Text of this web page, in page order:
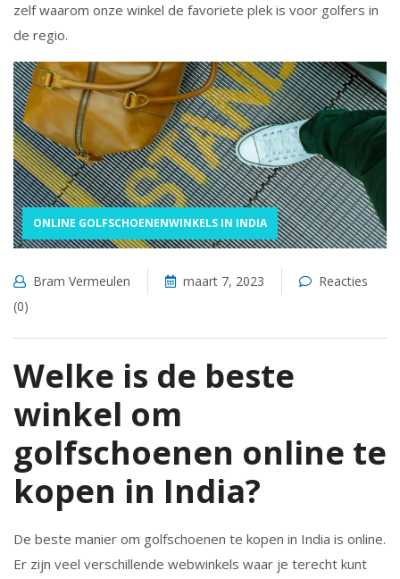
zelf waarom onze winkel de favoriete plek is voor golfers in
de regio.
ONLINE GOLFSCHOENENWINKELS IN INDIA
Bram Vermeulen maart 7, 2023
Reacties
(0)
Welke is de beste
winkel om
golfschoenen online te
kopen in India?
De beste manier om golfschoenen te kopen in India is online.
Er zijn veel verschillende webwinkels waar je terecht kunt